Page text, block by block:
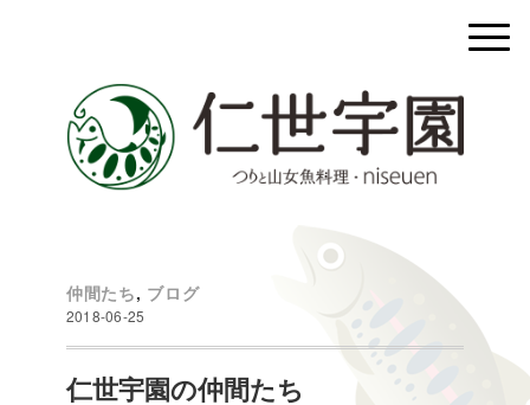
仲間たち, ブログ
2018-06-25
仁世宇園の仲間たち